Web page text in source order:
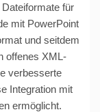
für
mit PowerPoint
und seitdem
offenes XML-
verbesserte
Integration mit
ermöglicht.